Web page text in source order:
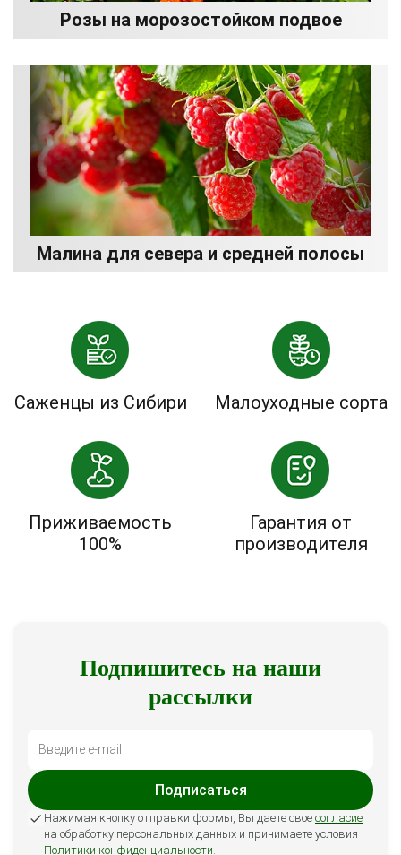
Розы на морозостойком подвое
Малина для севера и средней полосы
Саженцы из Сибири Малоуходные сорта
Приживаемость
100%
Гарантия от
производителя
Подпишитесь на наши
рассылки
Подписаться
Нажимая кнопку отправки формы, Вы даете свое согласие
на обработку персональных данных и принимаете условия
Политики конфиденциальности.